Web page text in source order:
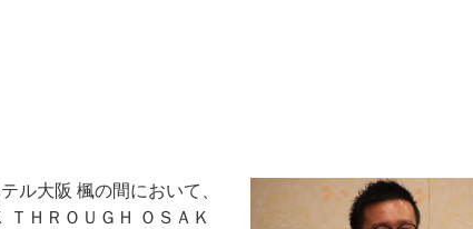
ル大阪 楓の間において、
ＨＲＯＵＧＨ ＯＳＡＫ